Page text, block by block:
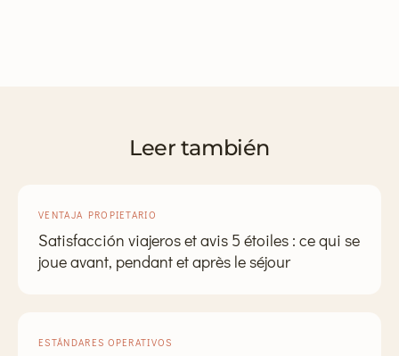
Leer también
VENTAJA PROPIETARIO
Satisfacción viajeros et avis 5 étoiles : ce qui se
joue avant, pendant et après le séjour
ESTÁNDARES OPERATIVOS